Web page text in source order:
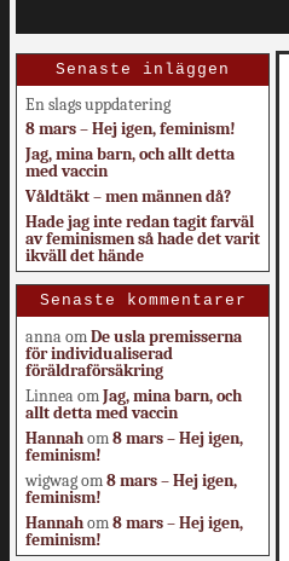
Senaste inläggen
En slags uppdatering
8 mars – Hej igen, feminism!
Jag, mina barn, och allt detta
med vaccin
Våldtäkt – men männen då?
Hade jag inte redan tagit farväl
av feminismen så hade det varit
ikväll det hände
Senaste kommentarer
annaomDe usla premisserna
för individualiserad
föräldraförsäkring
LinneaomJag, mina barn, och
allt detta med vaccin
Hannahom8 mars – Hej igen,
feminism!
wigwagom8 mars – Hej igen,
feminism!
Hannahom8 mars – Hej igen,
feminism!